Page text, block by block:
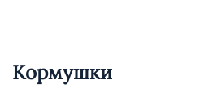
Кормушки